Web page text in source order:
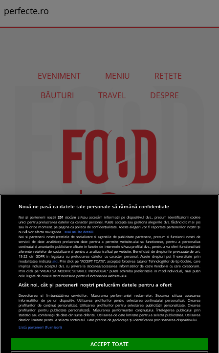
perfecte.ro
EVENIMENT MENIU
REȚETE
BĂUTURI
TRAVEL DESPRE
© 2019 PRO TV S.R.L |Politica de Cookie|Politica
de confidentialitate
Nouă ne pasă ca datele tale personale să rămână confidențiale
Noi și partenerii noștri201 stocăm și/sau accesăm informații pe dispozitivul dvs., precum identificatorii cookie
unici pentru prelucrarea datelor cu caracter personal. Puteți accepta sau gestiona alegerile dvs. făcând clic mai jos
sau în orice moment, pe pagina cu politica de confidențialitate. Aceste alegeri vor fi raportate partenerilor noștri și
nu vă vor afecta navigarea.
Mai multe detalii
Noi si partenerii nostri (retelele de socializare si agentiile de publicitate partenere, precum si furnizorii nostri de
servicii de date analitice) prelucram date pentru a permite website-ului sa functioneze, pentru a personaliza
continutul si anunturile publicitare afisate in functie de interesele si/sau profilul dvs., pentru a va oferi functionalitati
aferente retelelor de socializare si pentru a analiza traficul pe website. Beneficiati de drepturile prevazute de art.
15-22 din GDPR in legatura cu prelucrarea datelor cu caracter personal. Aceste drepturi pot fi exercitate prin
modalitatea indicata aici. Prin click pe “ACCEPT TOATE”, acceptati folosirea tuturor Tehnologiilor de tip Cookie, care
implica inclusiv acceptul dvs. cu privire la stocarea/accesarea informatiilor de catre Vendor-ii cu care colaboram.
Prin click pe “VREAU SA MODIFIC SETARILE INDIVIDUAL” puteti schimba preferintele in mod individual, mai putin
cele legate de cookie strict necesare pentru functionarea website-ului.
Atât noi, cât și partenerii noștri prelucrăm datele pentru a oferi:
Dezvoltarea și îmbunătățirea serviciilor. Măsurarea performanței reclamelor. Stocarea și/sau accesarea
informațiilor de pe un dispozitiv. Utilizarea profilurilor pentru selectarea conținutului personalizat. Crearea
profilurilor de conținut personalizat. Utilizarea profilurilor pentru selectarea publicității personalizate. Crearea
profilurilor pentru publicitate personalizată. Măsurarea performanței conținutului. Înțelegerea publicului prin
statistici sau combinații de date din surse diferite. Utilizarea de date limitate pentru a selecta publicitatea. Utilizarea
datelor limitate pentru a selecta conținutul. Date precise de geolocație și identificarea prin scanarea dispozitivului.
Listă parteneri (furnizori)
ACCEPT TOATE